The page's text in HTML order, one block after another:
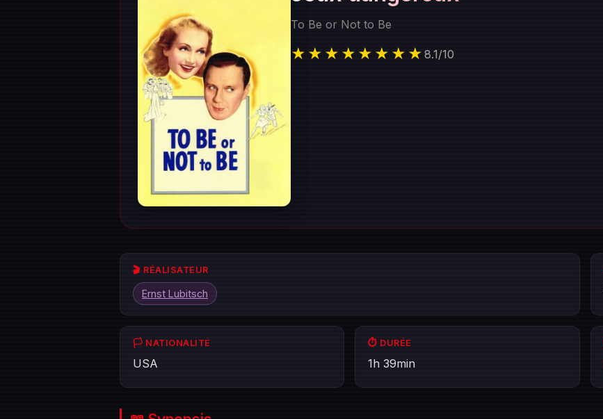
To Be or Not to Be
★★★★★★★★ 8.1/10
🎬 RÉALISATEUR
Ernst Lubitsch
🏳️ NATIONALITÉ
USA
⏱️ DURÉE
1h 39min